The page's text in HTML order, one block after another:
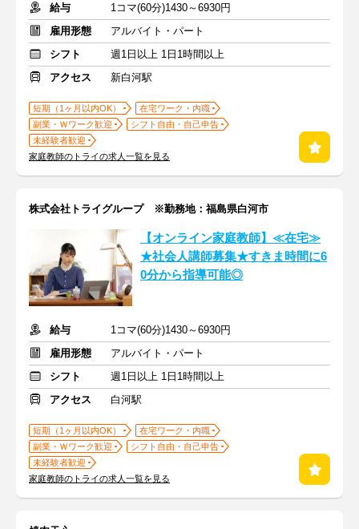
給与
1コマ(60分)1430～6930円
雇用形態
アルバイト・パート
シフト
週1日以上 1日1時間以上
アクセス
新白河駅
短期（1ヶ月以内OK）
在宅ワーク・内職
副業・Ｗワーク歓迎
シフト自由・自己申告
未経験者歓迎
家庭教師のトライの求人一覧を見る
株式会社トライグループ ※勤務地：福島県白河市
【オンライン家庭教師】≪在宅≫
★社会人講師募集★すきま時間に6
0分から指導可能◎
給与
1コマ(60分)1430～6930円
雇用形態
アルバイト・パート
シフト
週1日以上 1日1時間以上
アクセス
白河駅
短期（1ヶ月以内OK）
在宅ワーク・内職
副業・Ｗワーク歓迎
シフト自由・自己申告
未経験者歓迎
家庭教師のトライの求人一覧を見る